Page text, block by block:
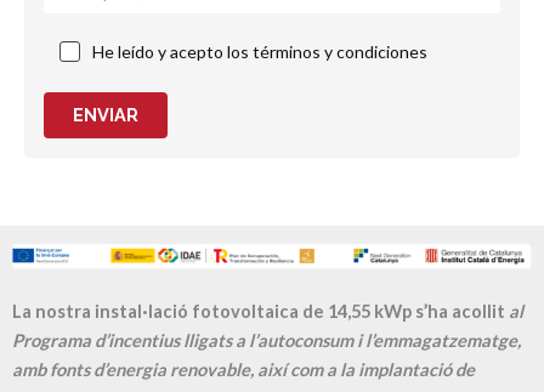
He leído y acepto los términos y condiciones
ENVIAR
La nostra instal·lació fotovoltaica de 14,55 kWp s’ha acollit al
Programa d’incentius lligats a l’autoconsum i l’emmagatzematge,
amb fonts d’energia renovable, així com a la implantació de